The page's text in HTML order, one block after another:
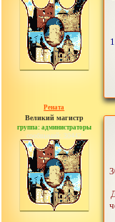
Рената
Великий магистр
группа: администраторы
сообщений: 30442